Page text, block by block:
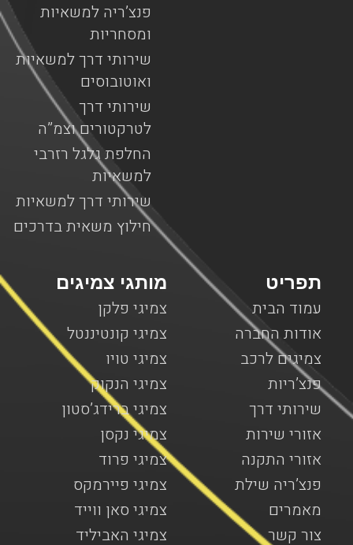
פנצ’ריה למשאיות
ומסחריות
שירותי דרך למשאיות
ואוטובוסים
שירותי דרך
לטרקטורים וצמ”ה
החלפת גלגל רזרבי
למשאיות
שירותי דרך למשאיות
חילוץ משאית בדרכים
מותגי צמיגים
צמיגי פלקן
צמיגי קונטיננטל
צמיגי טויו
צמיגי הנקוק
צמיגי ברידג’סטון
צמיגי נקסן
צמיגי פרוד
צמיגי פיירמקס
צמיגי סאן ווייד
צמיגי האביליד
תפריט
עמוד הבית
אודות החברה
צמיגים לרכב
פנצ’ריות
שירותי דרך
אזורי שירות
אזורי התקנה
פנצ’ריה שילת
מאמרים
צור קשר